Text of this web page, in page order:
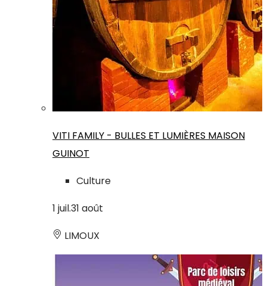
VITI FAMILY - BULLES ET LUMIÈRES MAISON
GUINOT
Culture
1 juil.31 août
LIMOUX